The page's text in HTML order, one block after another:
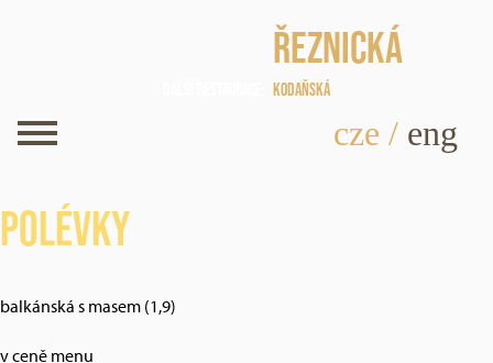
Řeznická
Kodaňská
cze / eng
Polévky
balkánská s masem (1,9)
v ceně menu